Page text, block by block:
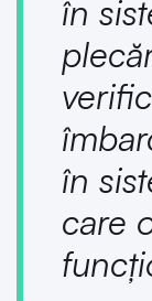
în
în
care